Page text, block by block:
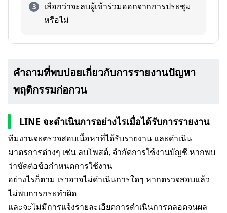
เลือกว่าจะลบผู้เข้าร่วมออกจากการประชุม
หรือไม่
คำถามที่พบบ่อยเกี่ยวกับการรายงานปัญหา
พฤติกรรมก่อกวน
LINE จะดำเนินการอย่างไรเมื่อได้รับการรายงาน
ทีมงานจะตรวจสอบเนื้อหาที่ได้รับรายงาน และดำเนิน
มาตรการต่างๆ เช่น ลบโพสต์, จำกัดการใช้งานบัญชี หากพบ
ว่าขัดต่อข้อกำหนดการใช้งาน
อย่างไรก็ตาม เราอาจไม่ดำเนินการใดๆ หากตรวจสอบแล้ว
ไม่พบการกระทำผิด
และจะไม่มีการแจ้งรายละเอียดการดำเนินการตลอดจนผล